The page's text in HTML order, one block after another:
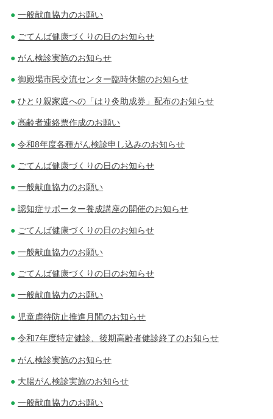
一般献血協力のお願い
ごてんば健康づくりの日のお知らせ
がん検診実施のお知らせ
御殿場市民交流センター臨時休館のお知らせ
ひとり親家庭への「はり灸助成券」配布のお知らせ
高齢者連絡票作成のお願い
令和8年度各種がん検診申し込みのお知らせ
ごてんば健康づくりの日のお知らせ
一般献血協力のお願い
認知症サポーター養成講座の開催のお知らせ
ごてんば健康づくりの日のお知らせ
一般献血協力のお願い
ごてんば健康づくりの日のお知らせ
一般献血協力のお願い
児童虐待防止推進月間のお知らせ
令和7年度特定健診、後期高齢者健診終了のお知らせ
がん検診実施のお知らせ
大腸がん検診実施のお知らせ
一般献血協力のお願い